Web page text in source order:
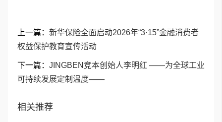
上一篇： 新华保险全面启动2026年“3·15”金融消费者
权益保护教育宣传活动
下一篇： JINGBEN竞本创始人李明红 ——为全球工业
可持续发展定制温度——
相关推荐